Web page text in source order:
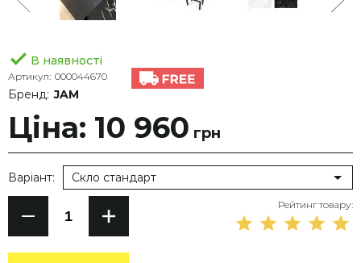
В наявності
Артикул: 000044670
Бренд: JAM
Ціна: 10 960 грн
Варіант: Скло стандарт
Рейтинг товару: